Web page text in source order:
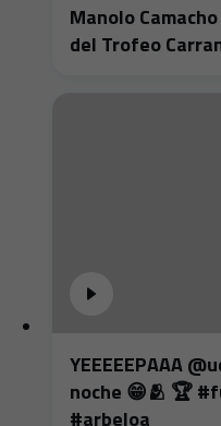
Manolo
del Trofeo
YEEEEEPAAA
noche 😁🫂 🏆 #futbol #trofeos #edit
#arbeloa